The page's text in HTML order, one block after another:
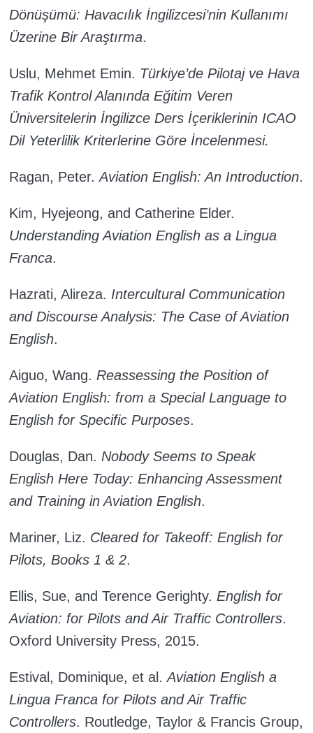
Dönüşümü: Havacılık İngilizcesi’nin Kullanımı
Üzerine Bir Araştırma.
Uslu, Mehmet Emin. Türkiye’de Pilotaj ve Hava
Trafik Kontrol Alanında Eğitim Veren
Üniversitelerin İngilizce Ders İçeriklerinin ICAO
Dil Yeterlilik Kriterlerine Göre İncelenmesi.
Ragan, Peter.Aviation English: An Introduction.
Kim, Hyejeong, and Catherine Elder.
Understanding Aviation English as a Lingua
Franca.
Hazrati, Alireza. Intercultural Communication
and Discourse Analysis: The Case of Aviation
English.
Aiguo, Wang. Reassessing the Position of
Aviation English: from a Special Language to
English for Specific Purposes.
Douglas, Dan. Nobody Seems to Speak
English Here Today: Enhancing Assessment
and Training in Aviation English.
Mariner, Liz. Cleared for Takeoff: English for
Pilots, Books 1 & 2.
Ellis, Sue, and Terence Gerighty. English for
Aviation: for Pilots and Air Traffic Controllers.
Oxford University Press, 2015.
Estival, Dominique, et al.Aviation English a
Lingua Franca for Pilots and Air Traffic
Controllers. Routledge, Taylor & Francis Group,